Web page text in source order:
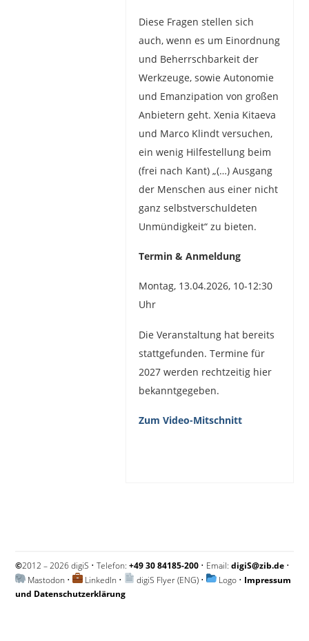
Diese Fragen stellen sich
auch, wenn es um Einordnung
und Beherrschbarkeit der
Werkzeuge, sowie Autonomie
und Emanzipation von großen
Anbietern geht. Xenia Kitaeva
und Marco Klindt versuchen,
ein wenig Hilfestellung beim
(frei nach Kant) „(…) Ausgang
der Menschen aus einer nicht
ganz selbstverschuldeten
Unmündigkeit“ zu bieten.
Termin & Anmeldung
Montag, 13.04.2026, 10-12:30
Uhr
Die Veranstaltung hat bereits
stattgefunden. Termine für
2027 werden rechtzeitig hier
bekanntgegeben.
Zum Video-Mitschnitt
©2012 – 2026 digiS • Telefon:+49 30 84185-200 • Email:digiS@zib.de •
Mastodon • LinkedIn • digiS Flyer (ENG) • Logo • Impressum
und Datenschutzerklärung